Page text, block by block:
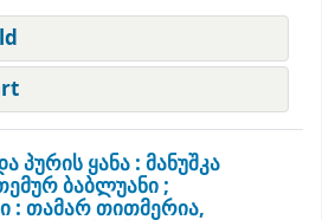
პურის ყანა : მანუშკა
ბაბლუანი ;
: თამარ თითმერია,